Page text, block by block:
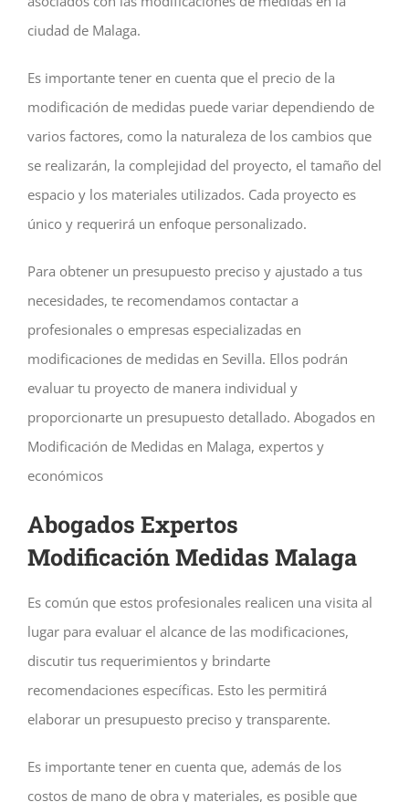
ciudad de Malaga.
Es importante tener en cuenta que el precio de la
modificación de medidas puede variar dependiendo de
varios factores, como la naturaleza de los cambios que
se realizarán, la complejidad del proyecto, el tamaño del
espacio y los materiales utilizados. Cada proyecto es
único y requerirá un enfoque personalizado.
Para obtener un presupuesto preciso y ajustado a tus
necesidades, te recomendamos contactar a
profesionales o empresas especializadas en
modificaciones de medidas en Sevilla. Ellos podrán
evaluar tu proyecto de manera individual y
proporcionarte un presupuesto detallado. Abogados en
Modificación de Medidas en Malaga, expertos y
económicos
Abogados Expertos
Modificación Medidas Malaga
Es común que estos profesionales realicen una visita al
lugar para evaluar el alcance de las modificaciones,
discutir tus requerimientos y brindarte
recomendaciones específicas. Esto les permitirá
elaborar un presupuesto preciso y transparente.
Es importante tener en cuenta que, además de los
costos de mano de obra y materiales, es posible que